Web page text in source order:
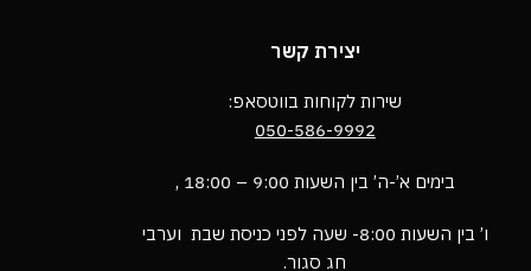
יצירת קשר
שירות לקוחות בווטסאפ:
050-586-9992
בימים א’-ה’ בין השעות 9:00 – 18:00 ,
ו’ בין השעות 8:00- שעה לפני כניסת שבת וערבי
חג סגור.